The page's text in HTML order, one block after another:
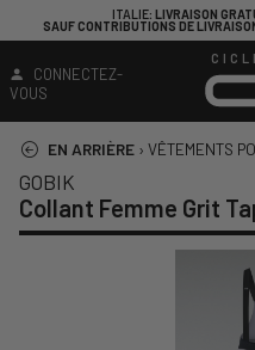
ITALIE: LIVRAISON
SAUF CONTRIBUTIONS DE
CONNECTEZ-
VOUS
EN ARRIÈRE › VÊTEMENTS
GOBIK
Collant Femme Grit